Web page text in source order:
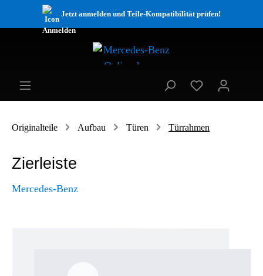
Jetzt anmelden und Teile-Kompatibilität prüfen!
Originalteile Aufbau Türen Türrahmen
Zierleiste
Mercedes-Benz